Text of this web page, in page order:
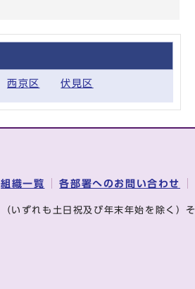
西京区 伏見区
組織一覧 各部署へのお問い合わせ
（いずれも土日祝及び年末年始を除く）そ